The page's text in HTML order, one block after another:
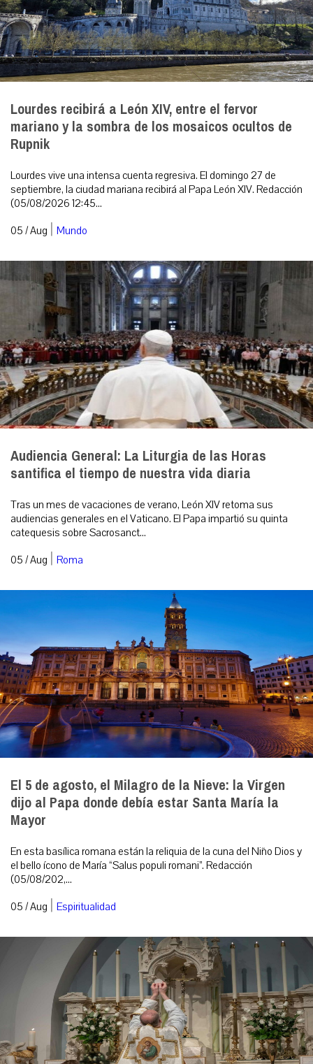
Lourdes recibirá a León XIV, entre el fervor
mariano y la sombra de los mosaicos ocultos de
Rupnik
Lourdes vive una intensa cuenta regresiva. El domingo 27 de
septiembre, la ciudad mariana recibirá al Papa León XIV. Redacción
(05/08/2026 12:45...
05 / Aug | Mundo
Audiencia General: La Liturgia de las Horas
santifica el tiempo de nuestra vida diaria
Tras un mes de vacaciones de verano, León XIV retoma sus
audiencias generales en el Vaticano. El Papa impartió su quinta
catequesis sobre Sacrosanct...
05 / Aug | Roma
El 5 de agosto, el Milagro de la Nieve: la Virgen
dijo al Papa donde debía estar Santa María la
Mayor
En esta basílica romana están la reliquia de la cuna del Niño Dios y
el bello ícono de María “Salus populi romani”. Redacción
(05/08/202,...
05 / Aug | Espiritualidad